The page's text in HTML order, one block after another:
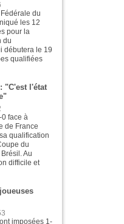
du
les 12
pour la
du
débutera le 19
qualifiées
"C'est l'état
0 face à
de France
qualification
du
Au
difficile et
imposées 1-